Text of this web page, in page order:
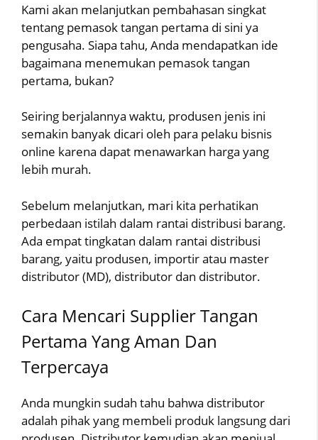
Kami akan melanjutkan pembahasan singkat
tentang pemasok tangan pertama di sini ya
pengusaha. Siapa tahu, Anda mendapatkan ide
bagaimana menemukan pemasok tangan
pertama, bukan?
Seiring berjalannya waktu, produsen jenis ini
semakin banyak dicari oleh para pelaku bisnis
online karena dapat menawarkan harga yang
lebih murah.
Sebelum melanjutkan, mari kita perhatikan
perbedaan istilah dalam rantai distribusi barang.
Ada empat tingkatan dalam rantai distribusi
barang, yaitu produsen, importir atau master
distributor (MD), distributor dan distributor.
Cara Mencari Supplier Tangan
Pertama Yang Aman Dan
Terpercaya
Anda mungkin sudah tahu bahwa distributor
adalah pihak yang membeli produk langsung dari